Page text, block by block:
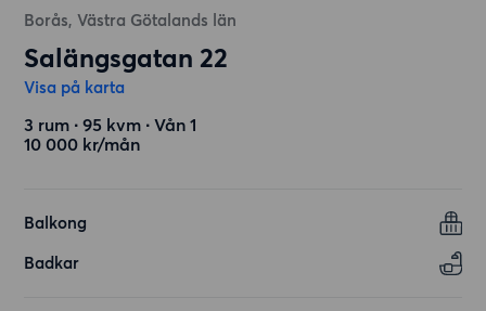
Borås, Västra Götalands län
Salängsgatan 22
Visa på karta
3 rum ∙ 95 kvm ∙ Vån 1
10 000 kr/mån
Balkong
Badkar